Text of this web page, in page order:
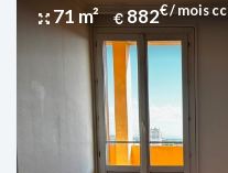
71 m² 882€ / mois cc